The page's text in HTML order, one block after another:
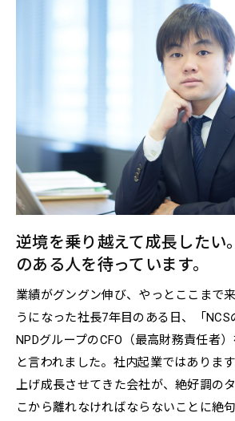
逆境を乗り越えて成長したい。
のある人を待っています。
業績がグングン伸び、やっとここまで
うになった社長7年目のある日、「NCS
NPDグループのCFO（最高財務責任者）
と言われました。社内起業ではありま
上げ成長させてきた会社が、絶好調の
こから離れなければならないことに絶